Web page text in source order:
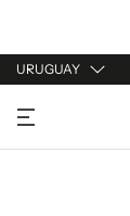
URUGUAY
URUGUAY
ARGENTINA